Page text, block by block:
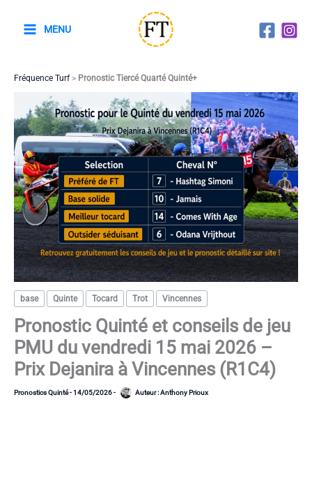
MENU
Fréquence Turf> Pronostic Tiercé Quarté Quinté+
base Quinte Tocard Trot Vincennes
Pronostic Quinté et conseils de jeu
PMU du vendredi 15 mai 2026 –
Prix Dejanira à Vincennes (R1C4)
Pronostics Quinté-14/05/2026- Auteur :Anthony Prioux